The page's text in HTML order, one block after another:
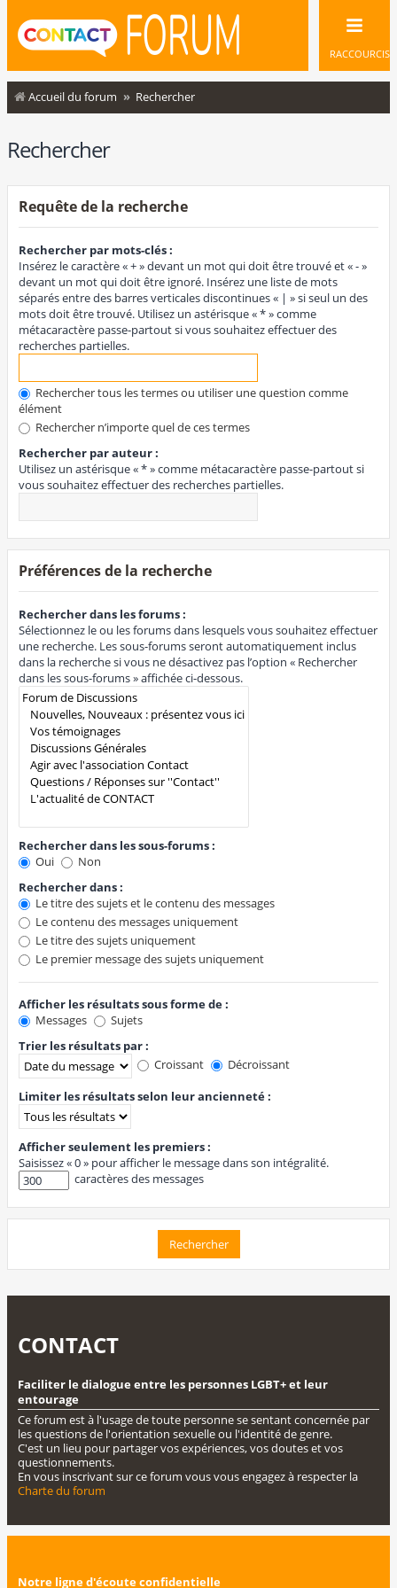
RACCOURCIS
Accueil du forum Rechercher
Rechercher
Requête de la recherche
Rechercher par mots-clés :
Insérez le caractère « + » devant un mot qui doit être trouvé et « - »
devant un mot qui doit être ignoré. Insérez une liste de mots
séparés entre des barres verticales discontinues « | » si seul un des
mots doit être trouvé. Utilisez un astérisque « * » comme
métacaractère passe-partout si vous souhaitez effectuer des
recherches partielles.
Rechercher tous les termes ou utiliser une question comme
élément
Rechercher n’importe quel de ces termes
Rechercher par auteur :
Utilisez un astérisque « * » comme métacaractère passe-partout si
vous souhaitez effectuer des recherches partielles.
Préférences de la recherche
Rechercher dans les forums :
Sélectionnez le ou les forums dans lesquels vous souhaitez effectuer
une recherche. Les sous-forums seront automatiquement inclus
dans la recherche si vous ne désactivez pas l’option « Rechercher
dans les sous-forums » affichée ci-dessous.
Rechercher dans les sous-forums :
Oui
Non
Rechercher dans :
Le titre des sujets et le contenu des messages
Le contenu des messages uniquement
Le titre des sujets uniquement
Le premier message des sujets uniquement
Afficher les résultats sous forme de :
Messages
Sujets
Trier les résultats par :
Croissant
Décroissant
Limiter les résultats selon leur ancienneté :
Afficher seulement les premiers :
Saisissez « 0 » pour afficher le message dans son intégralité.
caractères des messages
CONTACT
Faciliter le dialogue entre les personnes LGBT+ et leur
entourage
Ce forum est à l'usage de toute personne se sentant concernée par
les questions de l'orientation sexuelle ou l'identité de genre.
C'est un lieu pour partager vos expériences, vos doutes et vos
questionnements.
En vous inscrivant sur ce forum vous vous engagez à respecter la
Charte du forum
Notre ligne d'écoute confidentielle